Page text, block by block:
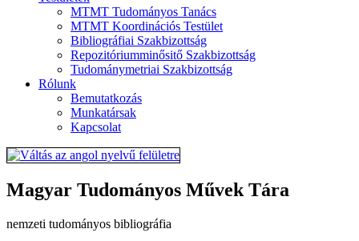
MTMT Tudományos Tanács
MTMT Koordinációs Testület
Bibliográfiai Szakbizottság
Repozitóriumminősitő Szakbizottság
Tudománymetriai Szakbizottság
Rólunk
Bemutatkozás
Munkatársak
Kapcsolat
Magyar Tudományos Művek Tára
nemzeti tudományos bibliográfia